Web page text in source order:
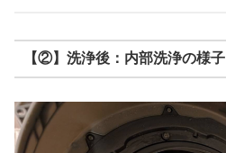
【②】洗浄後：内部洗浄の様子